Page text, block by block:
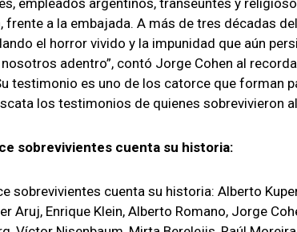
frente a la embajada. A más de tres décadas
el horror vivido y la impunidad que aún
adentro”, contó Jorge Cohen al
testimonio es uno de los catorce que forman
los testimonios de quienes sobrevivieron
sobrevivientes cuenta su historia:
sobrevivientes cuenta su historia: Alberto
Aruj, Enrique Klein, Alberto Romano, Jorge